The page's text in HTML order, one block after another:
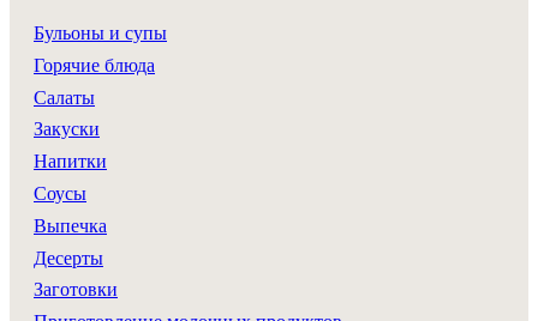
Бульоны и супы
Горячие блюда
Салаты
Закуски
Напитки
Соусы
Выпечка
Десерты
Заготовки